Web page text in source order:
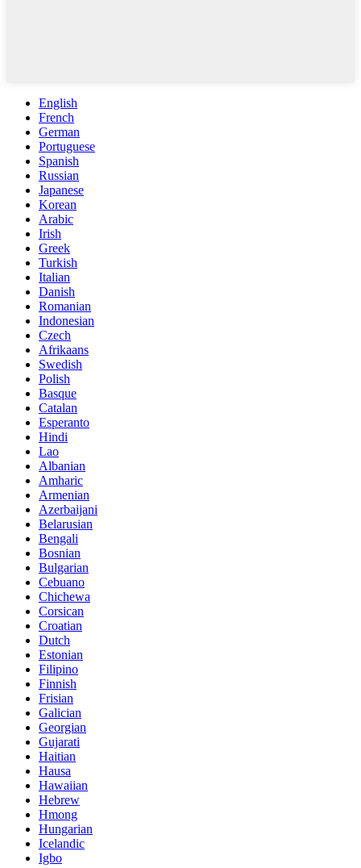
English
French
German
Portuguese
Spanish
Russian
Japanese
Korean
Arabic
Irish
Greek
Turkish
Italian
Danish
Romanian
Indonesian
Czech
Afrikaans
Swedish
Polish
Basque
Catalan
Esperanto
Hindi
Lao
Albanian
Amharic
Armenian
Azerbaijani
Belarusian
Bengali
Bosnian
Bulgarian
Cebuano
Chichewa
Corsican
Croatian
Dutch
Estonian
Filipino
Finnish
Frisian
Galician
Georgian
Gujarati
Haitian
Hausa
Hawaiian
Hebrew
Hmong
Hungarian
Icelandic
Igbo